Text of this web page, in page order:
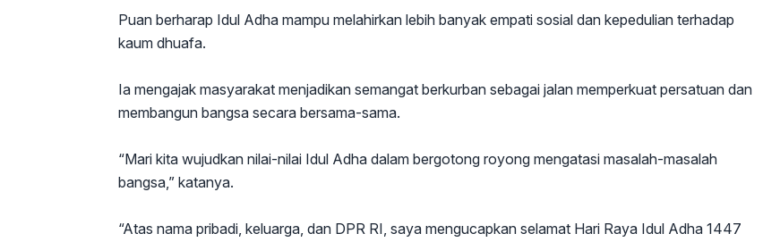
Puan berharap Idul Adha mampu melahirkan lebih banyak empati sosial dan kepedulian terhadap
kaum dhuafa.
Ia mengajak masyarakat menjadikan semangat berkurban sebagai jalan memperkuat persatuan dan
membangun bangsa secara bersama-sama.
“Mari kita wujudkan nilai-nilai Idul Adha dalam bergotong royong mengatasi masalah-masalah
bangsa,” katanya.
“Atas nama pribadi, keluarga, dan DPR RI, saya mengucapkan selamat Hari Raya Idul Adha 1447